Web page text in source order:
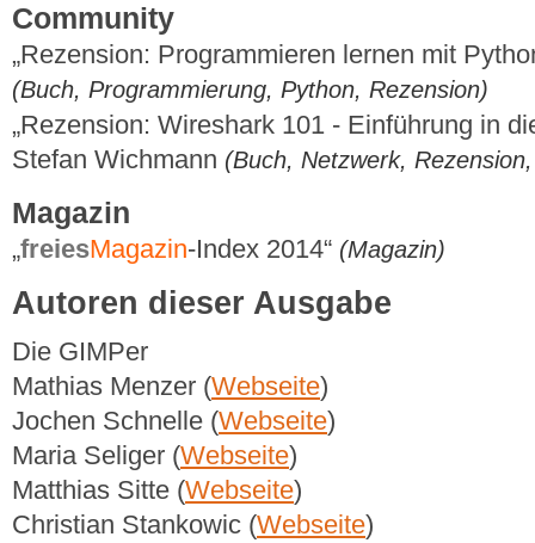
Community
„Rezension: Programmieren lernen mit
(Buch, Programmierung, Python, Rezension)
„Rezension: Wireshark 101 - Einführung in
Stefan Wichmann (Buch, Netzwerk,
Magazin
„freiesMagazin-Index 2014“ (Magazin)
Autoren dieser Ausgabe
Die GIMPer
Mathias Menzer (Webseite)
Jochen Schnelle (Webseite)
Maria Seliger (Webseite)
Matthias Sitte (Webseite)
Christian Stankowic (Webseite)